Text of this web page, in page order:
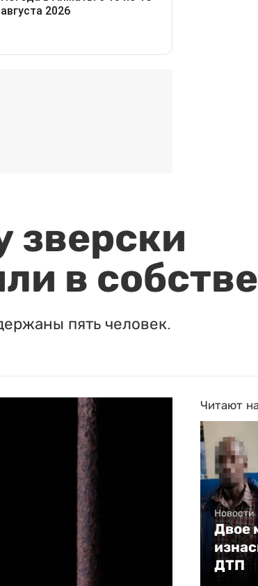
зверски
в
пять человек.
Читают
Новости
Двое
ДТП